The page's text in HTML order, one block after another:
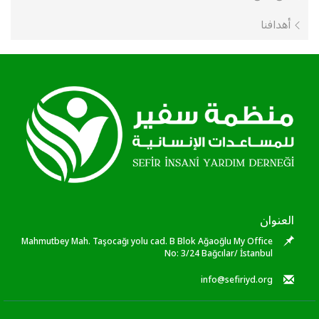
أهدافنا
العنوان
Mahmutbey Mah. Taşocağı yolu cad. B Blok Ağaoğlu My Office
No: 3/24 Bağcılar/ İstanbul
info@sefiriyd.org